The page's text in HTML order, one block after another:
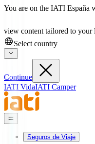
You are on the IATI España
view content tailored to your
Select country
Continue
IATI VidaIATI Camper
Seguros de Viaje